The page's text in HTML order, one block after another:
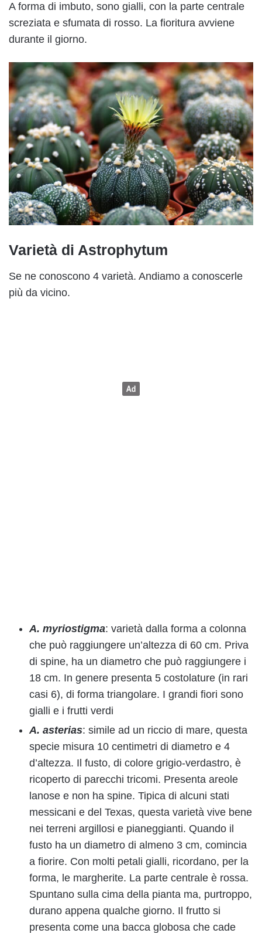
A forma di imbuto, sono gialli, con la parte centrale
screziata e sfumata di rosso. La fioritura avviene
durante il giorno.
Varietà di Astrophytum
Se ne conoscono 4 varietà. Andiamo a conoscerle
più da vicino.
A. myriostigma: varietà dalla forma a colonna
che può raggiungere un’altezza di 60 cm. Priva
di spine, ha un diametro che può raggiungere i
18 cm. In genere presenta 5 costolature (in rari
casi 6), di forma triangolare. I grandi fiori sono
gialli e i frutti verdi
A. asterias: simile ad un riccio di mare, questa
specie misura 10 centimetri di diametro e 4
d’altezza. Il fusto, di colore grigio-verdastro, è
ricoperto di parecchi tricomi. Presenta areole
lanose e non ha spine. Tipica di alcuni stati
messicani e del Texas, questa varietà vive bene
nei terreni argillosi e pianeggianti. Quando il
fusto ha un diametro di almeno 3 cm, comincia
a fiorire. Con molti petali gialli, ricordano, per la
forma, le margherite. La parte centrale è rossa.
Spuntano sulla cima della pianta ma, purtroppo,
durano appena qualche giorno. Il frutto si
presenta come una bacca globosa che cade